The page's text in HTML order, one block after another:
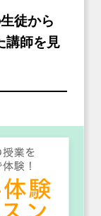
徒から
講師を見